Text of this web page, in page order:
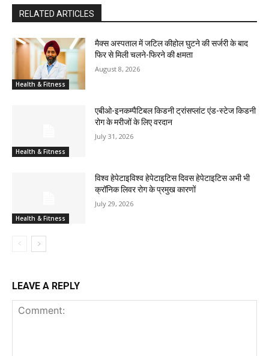
RELATED ARTICLES
Health & Fitness
मैक्स अस्पताल में जटिल कीहोल घुटने की सर्जरी के बाद
फिर से मिली चलने-फिरने की क्षमता
August 8, 2026
Health & Fitness
एबीओ-इनकम्पैटिबल किडनी ट्रांसप्लांट एंड-स्टेज किडनी
रोग के मरीजों के लिए वरदान
July 31, 2026
Health & Fitness
विश्व हेपेटाइविश्व हेपेटाइटिस दिवस हेपेटाइटिस अभी भी
क्रॉनिक लिवर रोग के प्रमुख कारणों
July 29, 2026
LEAVE A REPLY